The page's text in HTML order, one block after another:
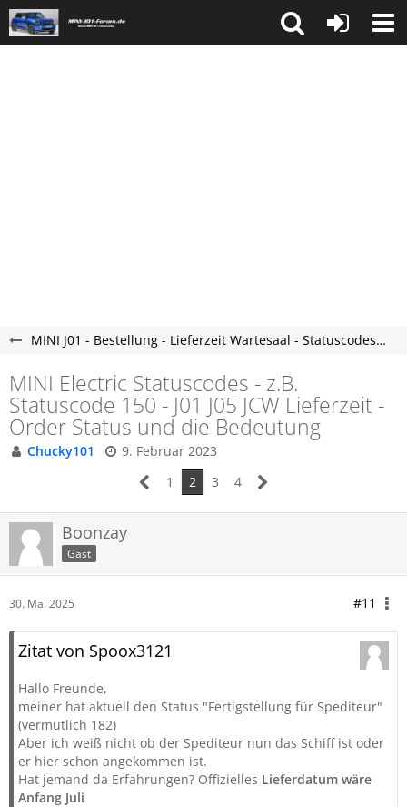
MINI J01 - Bestellung - Lieferzeit Wartesaal - Statuscodes Produktion
MINI Electric Statuscodes - z.B.
Statuscode 150 - J01 J05 JCW Lieferzeit -
Order Status und die Bedeutung
Chucky101
9. Februar 2023
1
2 3 4
Boonzay
Gast
30. Mai 2025 #11
Zitat von Spoox3121
Hallo Freunde,
meiner hat aktuell den Status "Fertigstellung für Spediteur"
(vermutlich 182)
Aber ich weiß nicht ob der Spediteur nun das Schiff ist oder
er hier schon angekommen ist.
Hat jemand da Erfahrungen? Offizielles Lieferdatum wäre
Anfang Juli